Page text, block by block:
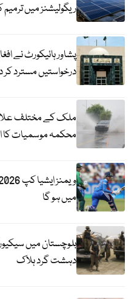
ریگولیشنز میں
پشاور ہائیکورٹ نے
درخواستیں مسترد کر
ملک کے مختلف
محکمہ موسمیات کا
میں ہو گا
دہشت گرد ہلاک